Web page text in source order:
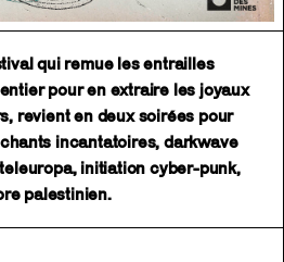
qui remue les entrailles
pour en extraire les joyaux
revient en deux soirées pour
incantatoires, darkwave
initiation cyber-punk,
palestinien.